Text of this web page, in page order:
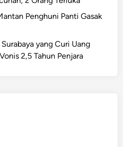
Penghuni Panti Gasak
yang Curi Uang
2,5 Tahun Penjara